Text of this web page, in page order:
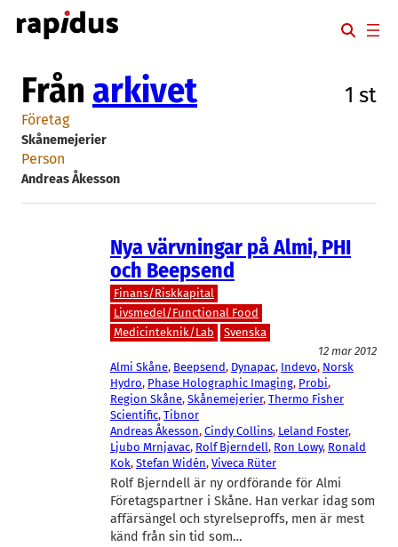
Hoppa
till
Från arkivet 1 st
Företag
Skånemejerier
Person
Andreas Åkesson
Nya värvningar på Almi, PHI
och Beepsend
Finans/Riskkapital
Livsmedel/Functional Food
Medicinteknik/Lab
Svenska
12 mar 2012
Almi Skåne, Beepsend, Dynapac, Indevo, Norsk
Hydro, Phase Holographic Imaging, Probi
Region Skåne, Skånemejerier, Thermo Fisher
Scientific, Tibnor
Andreas Åkesson, Cindy Collins, Leland Foster
Ljubo Mrnjavac, Rolf Bjerndell, Ron Lowy, Ronald
Kok, Stefan Widén, Viveca Rüter
Rolf Bjerndell är ny ordförande för Almi
Företagspartner i Skåne. Han verkar idag som
affärsängel och styrelseproffs, men är mest
känd från sin tid som…